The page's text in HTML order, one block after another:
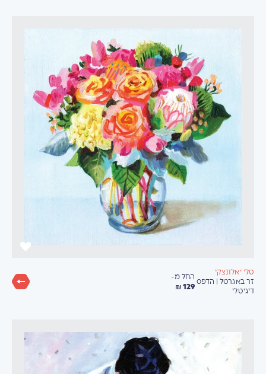
טלי יאלונצקי
זר באגרטל | הדפס
דיגיטלי
החל מ-
129 ₪